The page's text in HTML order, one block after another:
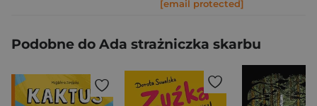
[email protected]
Podobne do Ada strażniczka skarbu